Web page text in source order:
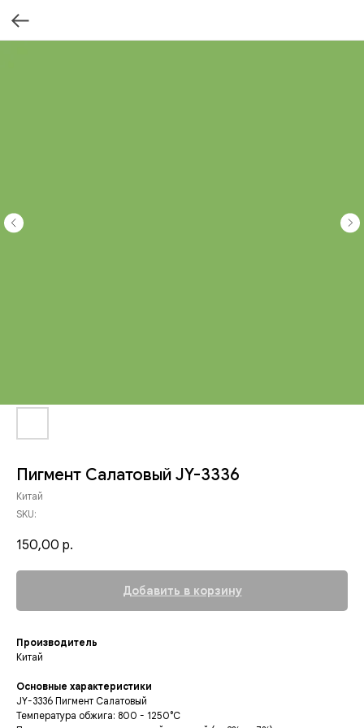
Пигмент Салатовый JY-3336
Китай
SKU:
150,00 р.
Добавить в корзину
Производитель
Китай
Основные характеристики
JY-3336 Пигмент Салатовый
Температура обжига: 800 - 1250°C